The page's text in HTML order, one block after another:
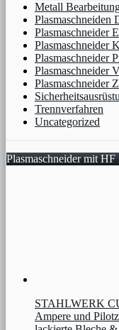
Metall
Plasmaschneiden
Plasmaschneider
Plasmaschneider
Plasmaschneider
Plasmaschneider
Plasmaschneider
Trennverfahren
Uncategorized
Plasmaschneider mit
STAHLWERK
Ampere und